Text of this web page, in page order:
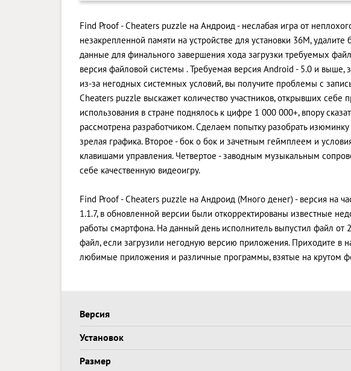
Find Proof - Cheaters puzzle на Андроид - неслабая игра от
незакрепленной памяти на устройстве для установки 36M,
данные для финального завершения хода загрузки требуемых
версия файловой системы . Требуемая версия Android - 5.0 и выше,
из-за негодных системных условий, вы получите проблемы с
Cheaters puzzle выскажет количество участников, открывших себе
использования в стране поднялось к цифре 1 000 000+, впору
рассмотрена разработчиком. Сделаем попытку разобрать
зрелая графика. Второе - бок о бок и зачетным геймплеем и
клавишами управления. Четвертое - заводным музыкальным
себе качественную видеоигру.
Find Proof - Cheaters puzzle на Андроид (Много денег) - версия на
1.1.7, в обновленной версии были откорректированы известные
работы смартфона. На данный день исполнитель выпустил файл от
файл, если загрузили негодную версию приложения. Приходите в
любимые приложения и различные программы, взятые на крутом
Версия
Установок
Размер